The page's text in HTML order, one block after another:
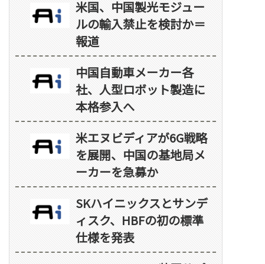
米国、中国製光モジュー
ルの輸入禁止を検討か＝
報道
中国自動車メーカー各
社、人型ロボット製造に
本格参入へ
米エヌビディアが6G戦略
を展開、中国の基地局メ
ーカーを急募か
SKハイニックスとサンデ
ィスク、HBFの初の標準
仕様を発表